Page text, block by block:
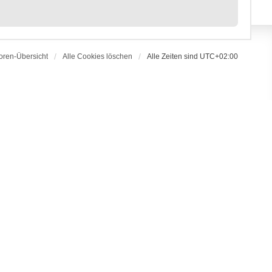
Übersicht Alle Cookies löschen Alle Zeiten sind UTC+02:00